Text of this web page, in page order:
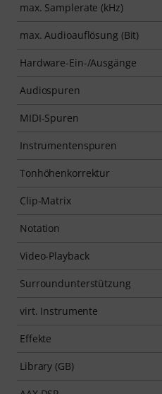
max. Samplerate (kHz)
max. Audioauflösung (Bit)
Hardware-Ein-/Ausgänge
Audiospuren
MIDI-Spuren
Instrumentenspuren
Tonhöhenkorrektur
Clip-Matrix
Notation
Video-Playback
Surroundunterstützung
virt. Instrumente
Effekte
Library (GB)